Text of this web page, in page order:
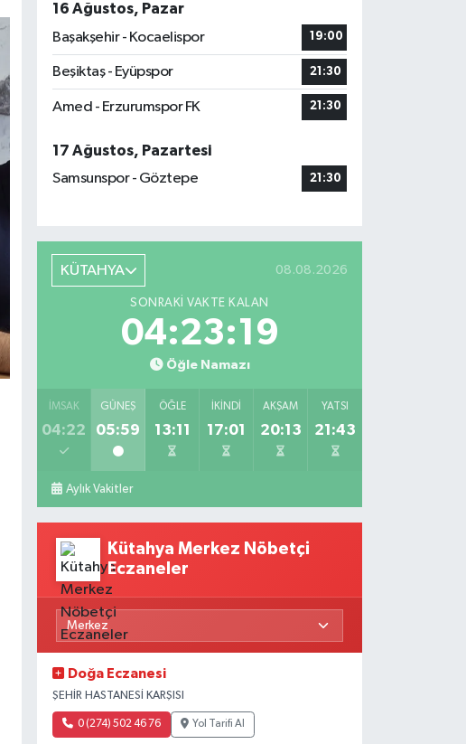
16 Ağustos, Pazar
Başakşehir - Kocaelispor
19:00
Beşiktaş - Eyüpspor 21:30
Amed - Erzurumspor FK 21:30
17 Ağustos, Pazartesi
Samsunspor - Göztepe
21:30
KÜTAHYA 08.08.2026
SONRAKI VAKTE KALAN
04:23:18
Öğle Namazı
İMSAK
04:22
GÜNEŞ
05:59
ÖĞLE
13:11
İKINDI
17:01
AKŞAM
20:13
YATSI
21:43
Aylık Vakitler
Kütahya Merkez Nöbetçi
Eczaneler
Doğa Eczanesi
ŞEHİR HASTANESİ KARŞISI
0 (274) 502 46 76 Yol Tarifi Al